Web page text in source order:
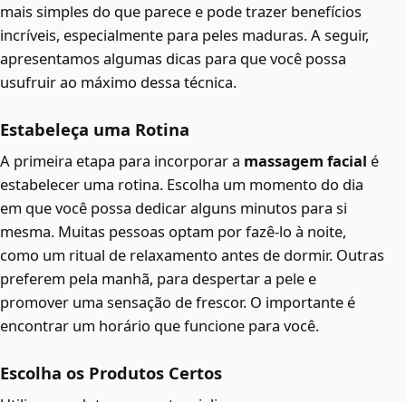
mais simples do que parece e pode trazer benefícios
incríveis, especialmente para peles maduras. A seguir,
apresentamos algumas dicas para que você possa
usufruir ao máximo dessa técnica.
Estabeleça uma Rotina
A primeira etapa para incorporar a massagem facial é
estabelecer uma rotina. Escolha um momento do dia
em que você possa dedicar alguns minutos para si
mesma. Muitas pessoas optam por fazê-lo à noite,
como um ritual de relaxamento antes de dormir. Outras
preferem pela manhã, para despertar a pele e
promover uma sensação de frescor. O importante é
encontrar um horário que funcione para você.
Escolha os Produtos Certos